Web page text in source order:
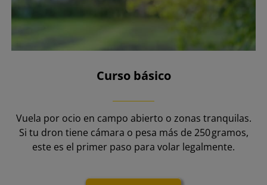
Curso básico
Vuela por ocio en campo abierto o zonas tranquilas.
Si tu dron tiene cámara o pesa más de 250 gramos,
este es el primer paso para volar legalmente.